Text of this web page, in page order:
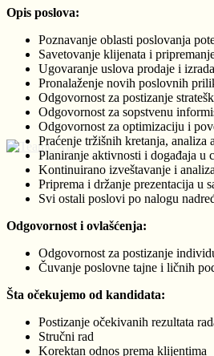
Opis poslova:
Poznavanje oblasti poslovanja
Savetovanje klijenata i
Ugovaranje uslova prodaje i
Pronalaženje novih poslovnih
Odgovornost za postizanje
Odgovornost za sopstvenu
Odgovornost za optimizaciju i
Praćenje tržišnih kretanja,
Planiranje aktivnosti i događaja u
Kontinuirano izveštavanje i
Priprema i držanje prezentacija u
Svi ostali poslovi po nalogu
Odgovornost i ovlašćenja:
Odgovornost za postizanje
Čuvanje poslovne tajne i ličnih
Šta očekujemo od kandidata:
Postizanje očekivanih rezultata
Stručni rad
Korektan odnos prema klijentima